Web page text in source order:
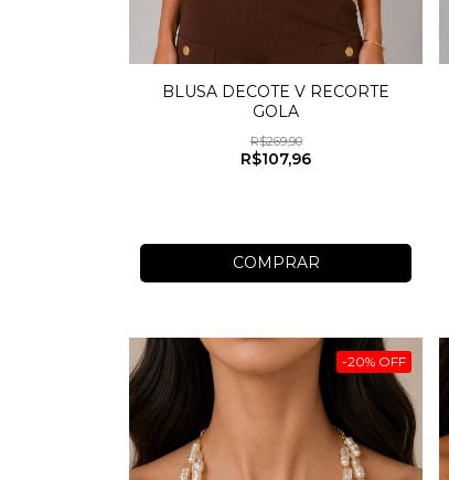
BLUSA DECOTE V RECORTE
GOLA
R$269,90
R$107,96
COMPRAR
-20% OFF